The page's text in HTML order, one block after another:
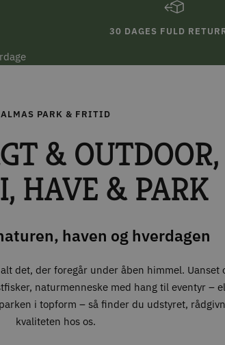
30 DAGES FULD
ALMAS PARK & FRITID
& OUTDOOR,
HAVE & PARK
haven og hverdagen
det, der foregår under åben himmel. Uanset
naturmenneske med hang til eventyr –
i topform – så finder du udstyret,
kvaliteten hos os.